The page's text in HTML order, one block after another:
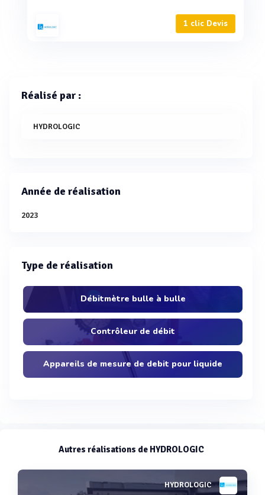
1 clic Devis
Réalisé par :
HYDROLOGIC
Année de réalisation
2023
Type de réalisation
Débitmètre bulle à bulle
Contrôleur de débit
Appareils de mesure de debit pour liquide
Autres réalisations de HYDROLOGIC
HYDROLOGIC